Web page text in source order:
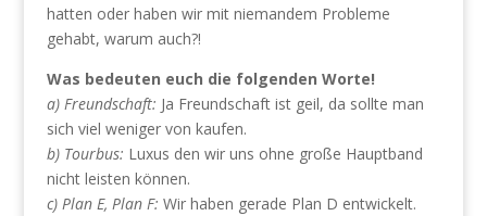
hatten oder haben wir mit niemandem Probleme
gehabt, warum auch?!
Was bedeuten euch die folgenden Worte!
a) Freundschaft: Ja Freundschaft ist geil, da sollte man
sich viel weniger von kaufen.
b) Tourbus: Luxus den wir uns ohne große Hauptband
nicht leisten können.
c) Plan E, Plan F: Wir haben gerade Plan D entwickelt.